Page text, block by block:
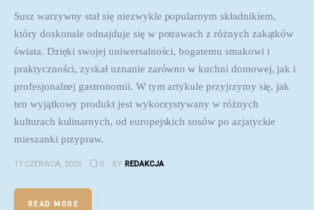
Susz warzywny stał się niezwykle popularnym składnikiem,
który doskonale odnajduje się w potrawach z różnych zakątków
świata. Dzięki swojej uniwersalności, bogatemu smakowi i
praktyczności, zyskał uznanie zarówno w kuchni domowej, jak i
profesjonalnej gastronomii. W tym artykule przyjrzymy się, jak
ten wyjątkowy produkt jest wykorzystywany w różnych
kulturach kulinarnych, od europejskich sosów po azjatyckie
mieszanki przypraw.
17 CZERWCA, 2025 0 BY REDAKCJA
READ MORE